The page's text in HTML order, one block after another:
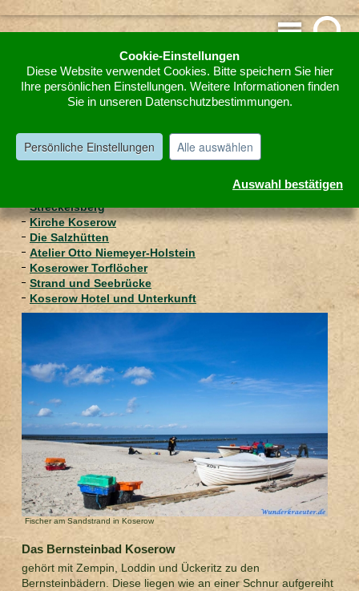
Cookie-Einstellungen
Diese Website verwendet Cookies. Bitte speichern Sie hier
Ihre persönlichen Einstellungen. Weitere Informationen finden
Sie in unseren Datenschutzbestimmungen.
Persönliche Einstellungen Alle auswählen
Auswahl bestätigen
Koserow
Koserow Natur und feiner Badestrand
Streckelsberg
Kirche Koserow
Die Salzhütten
Atelier Otto Niemeyer-Holstein
Koserower Torflöcher
Strand und Seebrücke
Koserow Hotel und Unterkunft
Fischer am Sandstrand in Koserow
Das Bernsteinbad Koserow
gehört mit Zempin, Loddin und Ückeritz zu den
Bernsteinbädern. Diese liegen wie an einer Schnur aufgereiht